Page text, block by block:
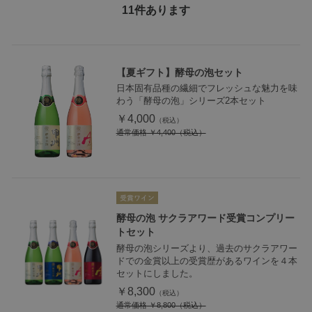
11件あります
【夏ギフト】酵母の泡セット
日本固有品種の繊細でフレッシュな魅力を味
わう「酵母の泡」シリーズ2本セット
￥4,000
通常価格￥4,400
酵母の泡 サクラアワード受賞コンプリー
トセット
酵母の泡シリーズより、過去のサクラアワー
ドでの金賞以上の受賞歴があるワインを４本
セットにしました。
￥8,300
通常価格￥8,800